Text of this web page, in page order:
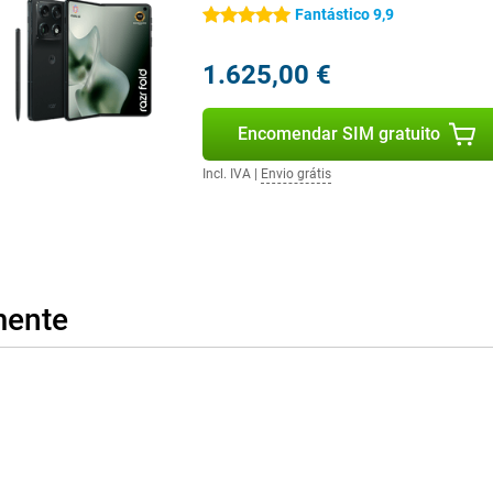
com uma utilização
recarregar rapidamente. A sua
para voltar a funcionar
pode utilizar a bateria
nunca fica sem energia,
incluída. Isto permite-lhe tirar
rapidamente, actualize
A caneta é natural e
o ecrã espaçoso, este
Isto torna o Motorola Razr
e para quem gosta de
5 estrelasFantástico 9,9
1.625,00 €
Encomendar SIM gratuito
Incl. IVA Envio grátis